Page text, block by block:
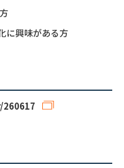
に興味がある方